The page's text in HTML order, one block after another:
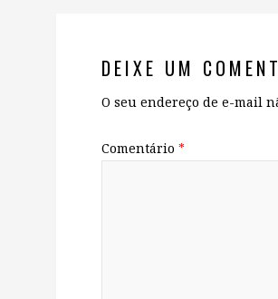
DEIXE UM
O seu endereço de e-mail
Comentário *